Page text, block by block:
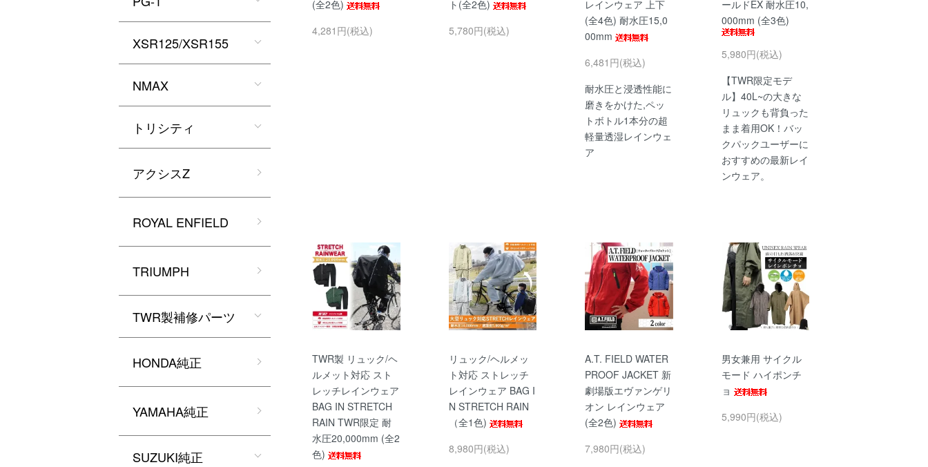
(全2色)
4,281円(税込)
ト(全2色)
5,780円(税込)
レインウェア 上下
(全4色) 耐水圧15,0
00mm
6,481円(税込)
耐水圧と浸透性能に
磨きをかけた,ペッ
トボトル1本分の超
軽量透湿レインウェ
ア
ールドEX 耐水圧10,
000mm (全3色)
5,980円(税込)
【TWR限定モデ
ル】40L~の大きな
リュックも背負った
まま着用OK！バッ
クパックユーザーに
おすすめの最新レイ
ンウェア。
TWR製 リュック/ヘ
ルメット対応 スト
レッチレインウェア
BAG IN STRETCH
RAIN TWR限定 耐
水圧20,000mm (全2
色)
リュック/ヘルメッ
ト対応 ストレッチ
レインウェア BAG I
N STRETCH RAIN
（全1色)
8,980円(税込)
A.T. FIELD WATER
PROOF JACKET 新
劇場版エヴァンゲリ
オン レインウェア
(全2色)
7,980円(税込)
男女兼用 サイクル
モード ハイポンチ
ョ
5,990円(税込)
XSR125/XSR155
NMAX
トリシティ
アクシスZ
ROYAL ENFIELD
TRIUMPH
TWR製補修パーツ
HONDA純正
YAMAHA純正
SUZUKI純正